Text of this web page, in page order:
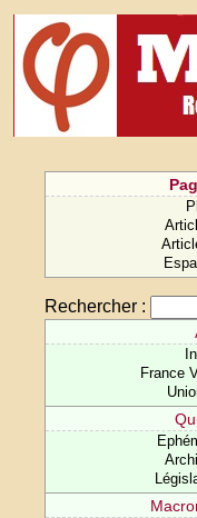
Rechercher :
France